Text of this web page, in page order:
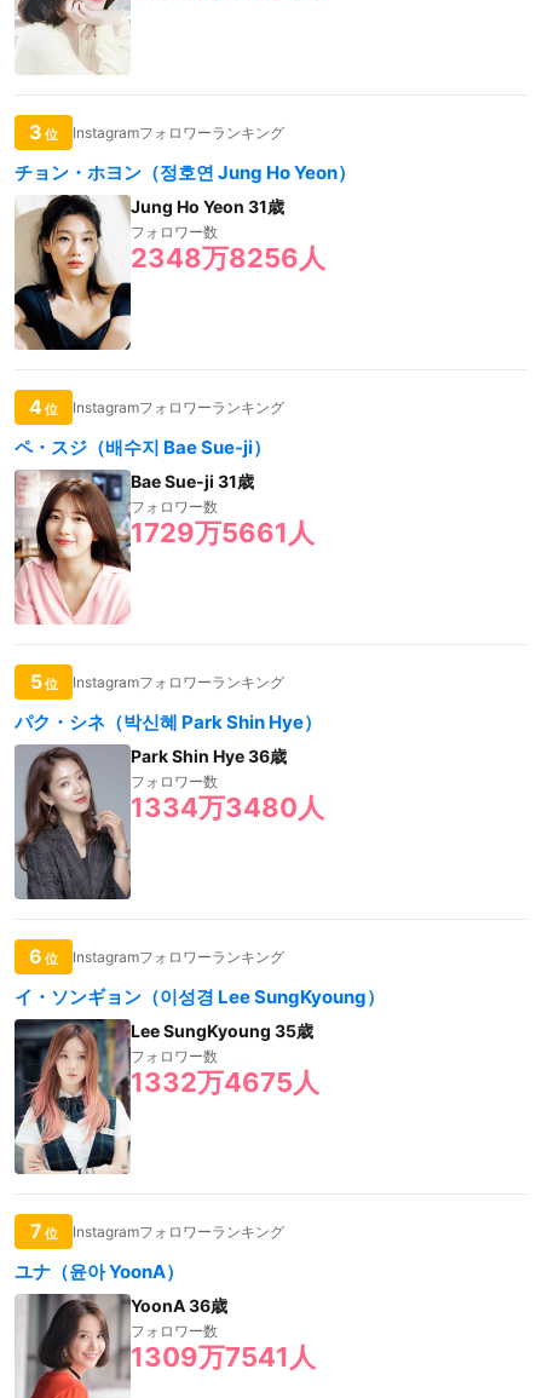
3 位 Instagramフォロワーランキング
チョン・ホヨン（정호연 Jung Ho Yeon）
Jung Ho Yeon 31歳
フォロワー数
2348万8256人
4位 Instagramフォロワーランキング
ペ・スジ（배수지 Bae Sue-ji）
Bae Sue-ji 31歳
フォロワー数
1729万5661人
5位 Instagramフォロワーランキング
パク・シネ（박신혜 Park Shin Hye）
Park Shin Hye 36歳
フォロワー数
1334万3480人
6 位 Instagramフォロワーランキング
イ・ソンギョン（이성경 Lee SungKyoung）
Lee SungKyoung 35歳
フォロワー数
1332万4675人
7 位 Instagramフォロワーランキング
ユナ（윤아 YoonA）
YoonA 36歳
フォロワー数
1309万7541人